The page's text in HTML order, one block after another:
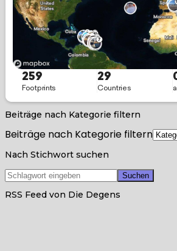
Beiträge nach Kategorie filtern
Beiträge nach Kategorie filtern
Nach Stichwort suchen
RSS Feed von Die Degens